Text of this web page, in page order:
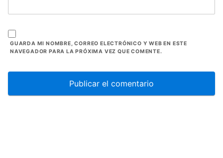
GUARDA MI NOMBRE, CORREO ELECTRÓNICO Y WEB EN ESTE
NAVEGADOR PARA LA PRÓXIMA VEZ QUE COMENTE.